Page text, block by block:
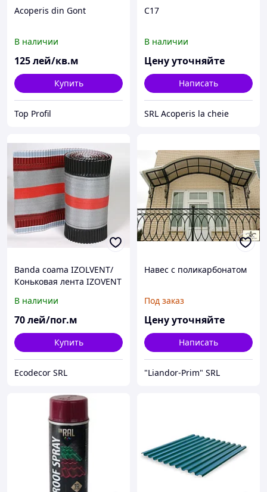
Acoperis din Gont
В наличии
125лей/кв.м
Купить
Top Profil
С17
В наличии
Цену уточняйте
Написать
SRL Acoperis la cheie
Banda coama IZOLVENT/
Коньковая лента IZOVENT
В наличии
70лей/пог.м
Купить
Ecodecor SRL
Навес с поликарбонатом
Под заказ
Цену уточняйте
Написать
"Liandor-Prim" SRL